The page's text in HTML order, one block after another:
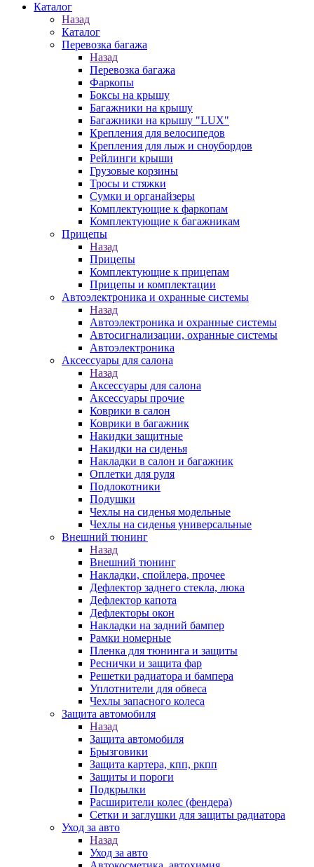
Каталог
Назад
Каталог
Перевозка багажа
Назад
Перевозка багажа
Фаркопы
Боксы на крышу
Багажники на крышу
Багажники на крышу "LUX"
Крепления для велосипедов
Крепления для лыж и сноубордов
Рейлинги крыши
Грузовые корзины
Тросы и стяжки
Сумки и органайзеры
Комплектующие к фаркопам
Комплектующие к багажникам
Прицепы
Назад
Прицепы
Комплектующие к прицепам
Прицепы и комплектации
Автоэлектроника и охранные системы
Назад
Автоэлектроника и охранные системы
Автосигнализации, охранные системы
Автоэлектроника
Аксессуары для салона
Назад
Аксессуары для салона
Аксессуары прочие
Коврики в салон
Коврики в багажник
Накидки защитные
Накидки на сиденья
Накладки в салон и багажник
Оплетки для руля
Подлокотники
Подушки
Чехлы на сиденья модельные
Чехлы на сиденья универсальные
Внешний тюнинг
Назад
Внешний тюнинг
Накладки, спойлера, прочее
Дефлектор заднего стекла, люка
Дефлектор капота
Дефлекторы окон
Накладки на задний бампер
Рамки номерные
Пленка для тюнинга и защиты
Реснички и защита фар
Решетки радиатора и бампера
Уплотнители для обвеса
Чехлы запасного колеса
Защита автомобиля
Назад
Защита автомобиля
Брызговики
Защита картера, кпп, ркпп
Защиты и пороги
Подкрылки
Расширители колес (фендера)
Сетки и заглушки для защиты радиатора
Уход за авто
Назад
Уход за авто